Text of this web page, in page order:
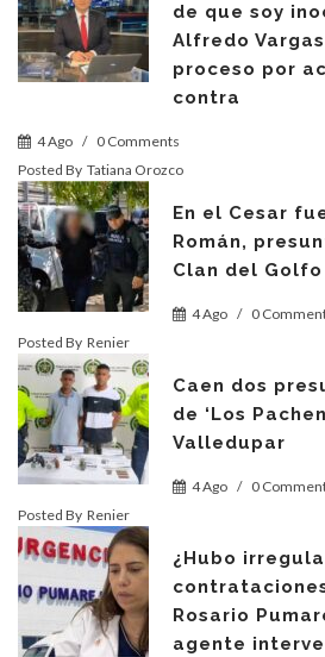
de que soy
Alfredo
proceso por
contra
4 Ago / 0 Comments
Posted By Tatiana Orozco
En el Cesar
Román,
Clan del Golfo
4 Ago / 0
Posted By Renier
Caen dos
de ‘Los
Valledupar
4 Ago / 0
Posted By Renier
¿Hubo
Rosario
agente